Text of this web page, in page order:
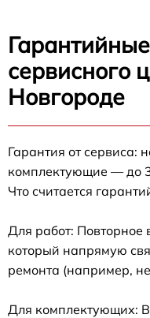
сервисного
Новгороде
Гарантия от сервиса:
комплектующие — до
Что считается
Для работ: Повторное
который напрямую
ремонта (например,
Для комплектующих: